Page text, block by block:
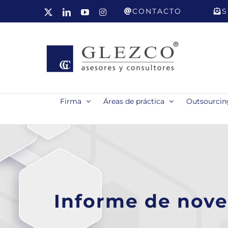
LinkedInYouTubeInstagramCONTACTO
Firma Áreas de práctica
Informe de